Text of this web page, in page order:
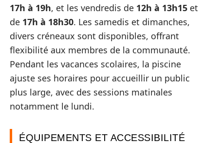
17h à 19h, et les vendredis de 12h à 13h15 et
de 17h à 18h30. Les samedis et dimanches,
divers créneaux sont disponibles, offrant
flexibilité aux membres de la communauté.
Pendant les vacances scolaires, la piscine
ajuste ses horaires pour accueillir un public
plus large, avec des sessions matinales
notamment le lundi.
ÉQUIPEMENTS ET ACCESSIBILITÉ